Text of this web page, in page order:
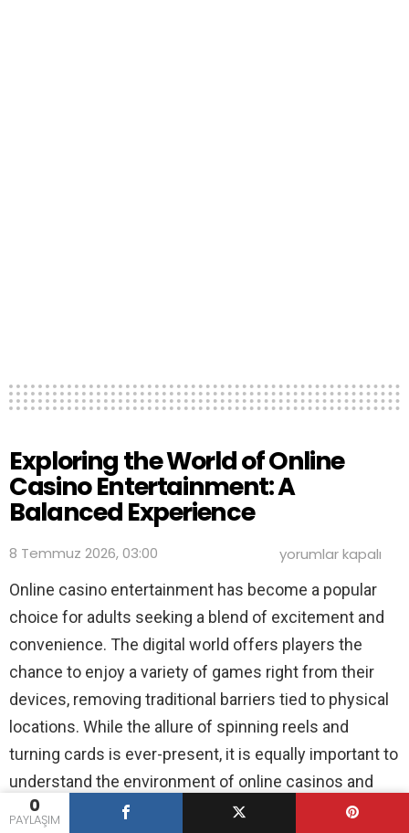
0
PAYLAŞIM
Exploring the World of Online
Casino Entertainment: A
Balanced Experience
8 Temmuz 2026, 03:00
Exploring
the
World
of
Online
Casino
Entertainment:
A
Balanced
Experience
yorumlar kapalı
Online casino entertainment has become a popular
choice for adults seeking a blend of excitement and
convenience. The digital world offers players the
chance to enjoy a variety of games right from their
devices, removing traditional barriers tied to physical
locations. While the allure of spinning reels and
turning cards is ever-present, it is equally important to
understand the environment of online casinos and
the experience they offer to users.